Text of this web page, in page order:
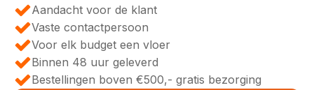
Aandacht voor de klant
Vaste contactpersoon
Voor elk budget een vloer
Binnen 48 uur geleverd
Bestellingen boven €500,- gratis bezorging